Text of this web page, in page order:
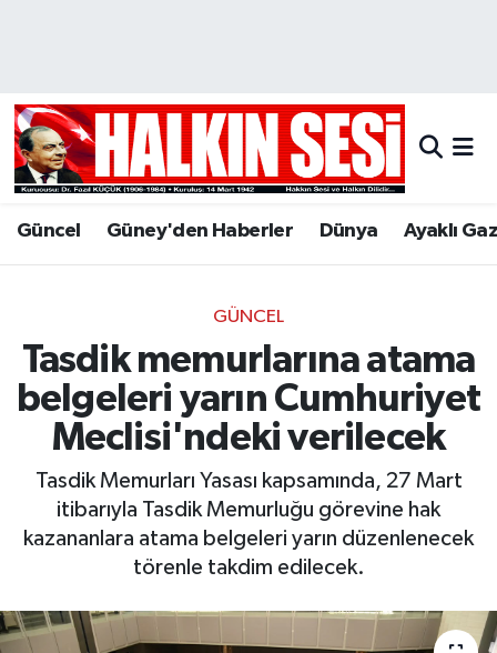
Güncel Güney'den Haberler Dünya Ayaklı
GÜNCEL
Tasdik memurlarına atama
belgeleri yarın Cumhuriyet
Meclisi'ndeki verilecek
Tasdik Memurları Yasası kapsamında, 27 Mart
itibarıyla Tasdik Memurluğu görevine hak
kazananlara atama belgeleri yarın düzenlenecek
törenle takdim edilecek.
Hava Durumu
Trafik Durumu
Son Dakika Haberleri
Haber Arşivi